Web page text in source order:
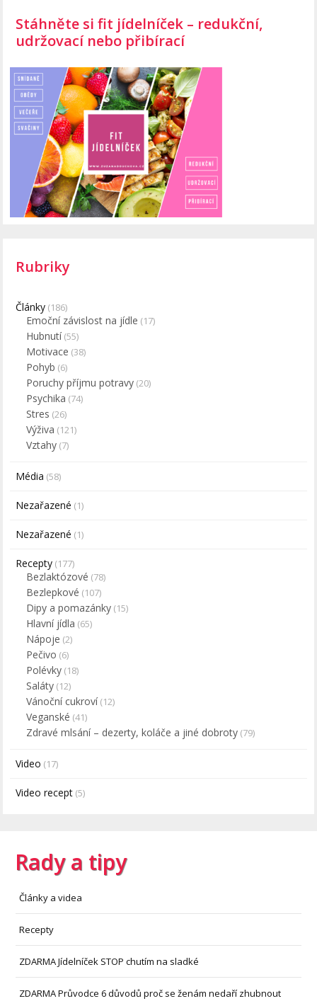
Stáhněte si fit jídelníček – redukční,
udržovací nebo přibírací
Rubriky
Články (186)
Emoční závislost na jídle (17)
Hubnutí(55)
Motivace (38)
Pohyb (6)
Poruchy příjmu potravy (20)
Psychika (74)
Stres (26)
Výživa (121)
Vztahy (7)
Média (58)
Nezařazené (1)
Nezařazené (1)
Recepty (177)
Bezlaktózové (78)
Bezlepkové (107)
Dipy a pomazánky (15)
Hlavní jídla (65)
Nápoje (2)
Pečivo (6)
Polévky (18)
Saláty (12)
Vánoční cukroví(12)
Veganské (41)
Zdravé mlsání – dezerty, koláče a jiné dobroty (79)
Video (17)
Video recept (5)
Rady a tipy
Články a videa
Recepty
ZDARMA Jídelníček STOP chutím na sladké
ZDARMA Průvodce 6 důvodů proč se ženám nedaří zhubnout